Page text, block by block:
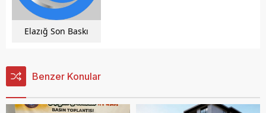
Elazığ Son Baskı
Benzer Konular